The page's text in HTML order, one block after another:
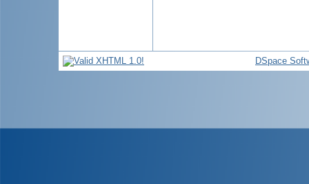
DSpace